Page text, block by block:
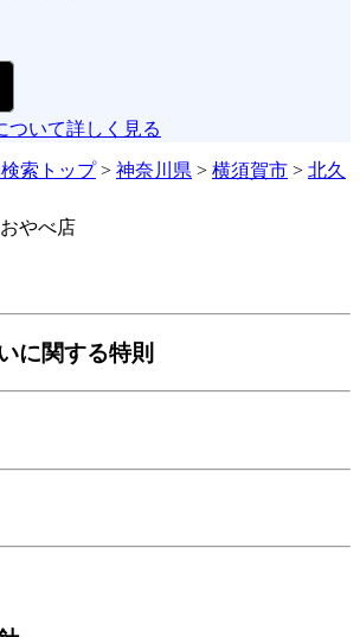
ついて詳しく見る
索トップ> 神奈川県 > 横須賀市 > 北久
やべ店
に関する特則